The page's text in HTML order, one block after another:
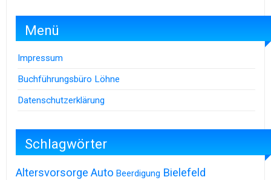
Menü
Impressum
Buchführungsbüro Löhne
Datenschutzerklärung
Schlagwörter
Altersvorsorge Auto Beerdigung Bielefeld